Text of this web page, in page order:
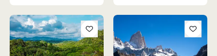
Panama & Costa Ricas Caribiske kystArgentina & Chile: W-Trek i